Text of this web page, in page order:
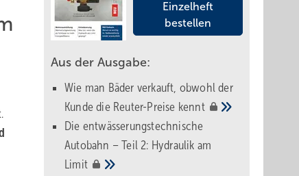
Einzelheft
bestellen
Aus der Ausgabe:
Wie man Bäder verkauft, obwohl der
Kunde die Reuter-Preise kennt
Die entwässerungstechnische
Autobahn – Teil 2: Hydraulik am
Limit